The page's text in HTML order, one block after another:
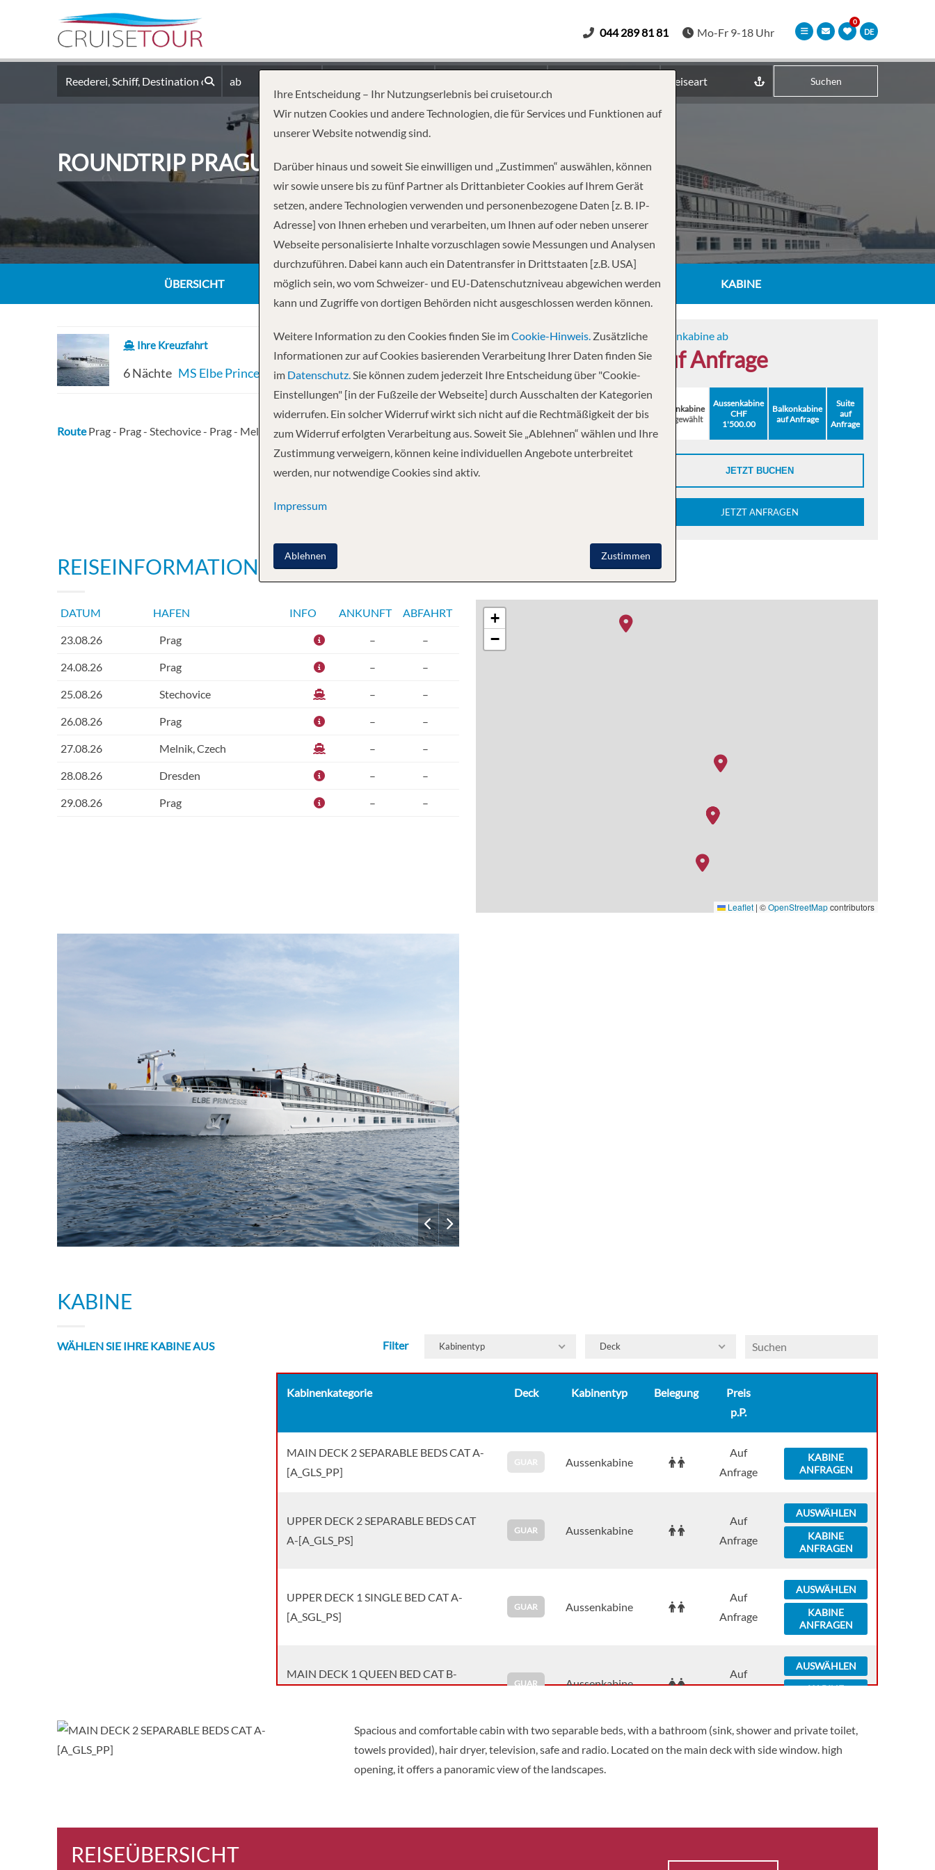
DE
044 289 81 81 Mo-Fr 9-18 Uhr
ab Reiseart Suchen
ROUNDTRIP PRAGUE
ÜBERSICHT REISEINFORMATIONEN KABINE
Ihre Kreuzfahrt
6 Nächte MS Elbe Princesse 23.08.2026
RoutePrag - Prag - Stechovice - Prag - Melnik, Czech - Dresden - Prag
Innenkabine ab
auf Anfrage
Innenkabine
ausgewählt
Aussenkabine
CHF
1'500.00
Balkonkabine
auf Anfrage
Suite
auf
Anfrage
JETZT BUCHEN
JETZT ANFRAGEN
REISEINFORMATIONEN
DATUM HAFEN INFO ANKUNFT ABFAHRT
23.08.26 Prag – –
24.08.26 Prag – –
25.08.26 Stechovice – –
26.08.26 Prag – –
27.08.26 Melnik, Czech – –
28.08.26 Dresden – –
29.08.26 Prag – –
+
−
Leaflet | ©OpenStreetMapcontributors
KABINE
WÄHLEN SIE IHRE KABINE AUS Filter Kabinentyp Deck
Kabinenkategorie Deck Kabinentyp Belegung
Preis
p.P.
MAIN DECK 2 SEPARABLE BEDS CAT A-
[A_GLS_PP]
GUAR Aussenkabine
Auf
Anfrage
KABINE
ANFRAGEN
UPPER DECK 2 SEPARABLE BEDS CAT
A-[A_GLS_PS]
GUAR Aussenkabine
Auf
Anfrage
AUSWÄHLEN
KABINE
ANFRAGEN
UPPER DECK 1 SINGLE BED CAT A-
[A_SGL_PS]
GUAR Aussenkabine
Auf
Anfrage
AUSWÄHLEN
KABINE
ANFRAGEN
MAIN DECK 1 QUEEN BED CAT B-
GUAR Aussenkabine
Auf
AUSWÄHLEN
KABINE
UPPER DECK 1 QUEEN BED CAT B-
Auf
MAIN DECK 2 SEPARABLE BEDS CAT B-
Auf
Spacious and comfortable cabin with two separable beds, with a bathroom (sink, shower and private toilet,
towels provided), hair dryer, television, safe and radio. Located on the main deck with side window. high
opening, it offers a panoramic view of the landscapes.
REISEÜBERSICHT
Ihre Entscheidung – Ihr Nutzungserlebnis bei cruisetour.ch
Wir nutzen Cookies und andere Technologien, die für Services und Funktionen auf
unserer Website notwendig sind.
Darüber hinaus und soweit Sie einwilligen und „Zustimmen“ auswählen, können
wir sowie unsere bis zu fünf Partner als Drittanbieter Cookies auf Ihrem Gerät
setzen, andere Technologien verwenden und personenbezogene Daten [z. B. IP-
Adresse] von Ihnen erheben und verarbeiten, um Ihnen auf oder neben unserer
Webseite personalisierte Inhalte vorzuschlagen sowie Messungen und Analysen
durchzuführen. Dabei kann auch ein Datentransfer in Drittstaaten [z.B. USA]
möglich sein, wo vom Schweizer- und EU-Datenschutzniveau abgewichen werden
kann und Zugriffe von dortigen Behörden nicht ausgeschlossen werden können.
Weitere Information zu den Cookies finden Sie imCookie-Hinweis. Zusätzliche
Informationen zur auf Cookies basierenden Verarbeitung Ihrer Daten finden Sie
im Datenschutz.Sie können zudem jederzeit Ihre Entscheidung über "Cookie-
Einstellungen" [in der Fußzeile der Webseite] durch Ausschalten der Kategorien
widerrufen. Ein solcher Widerruf wirkt sich nicht auf die Rechtmäßigkeit der bis
zum Widerruf erfolgten Verarbeitung aus. Soweit Sie „Ablehnen“ wählen und Ihre
Zustimmung verweigern, können keine individuellen Angebote unterbreitet
werden, nur notwendige Cookies sind aktiv.
Impressum
Zustimmen
Ablehnen